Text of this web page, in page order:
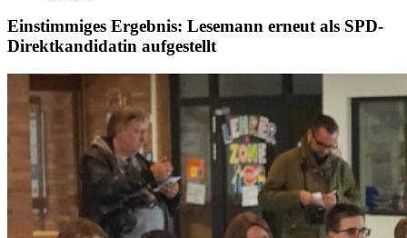
Einstimmiges Ergebnis: Lesemann erneut als SPD-
Direktkandidatin aufgestellt